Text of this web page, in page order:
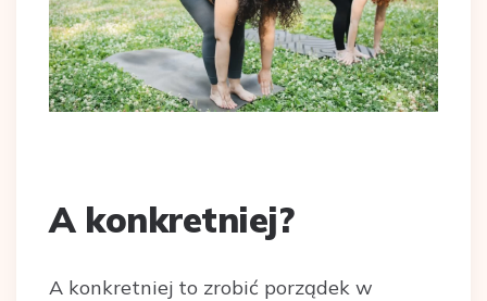
A konkretniej?
A konkretniej to zrobić porządek w